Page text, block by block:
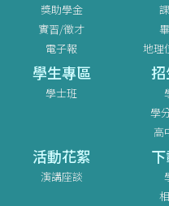
獎助學金
實習/徵才
電子報
地理
學生專區
學士班
學
高
活動花絮
演講座談